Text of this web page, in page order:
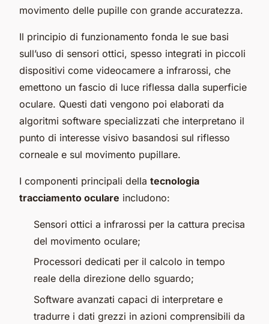
movimento delle pupille con grande accuratezza.
Il principio di funzionamento fonda le sue basi
sull’uso di sensori ottici, spesso integrati in piccoli
dispositivi come videocamere a infrarossi, che
emettono un fascio di luce riflessa dalla superficie
oculare. Questi dati vengono poi elaborati da
algoritmi software specializzati che interpretano il
punto di interesse visivo basandosi sul riflesso
corneale e sul movimento pupillare.
I componenti principali della tecnologia
tracciamento oculare includono:
Sensori ottici a infrarossi per la cattura precisa
del movimento oculare;
Processori dedicati per il calcolo in tempo
reale della direzione dello sguardo;
Software avanzati capaci di interpretare e
tradurre i dati grezzi in azioni comprensibili da